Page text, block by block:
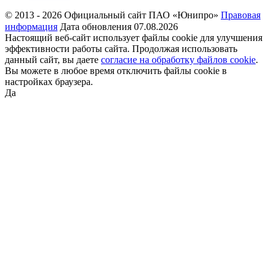
© 2013 - 2026 Официальный сайт ПАО «Юнипро» Правовая
информация Дата обновления 07.08.2026
Настоящий веб-сайт использует файлы cookie для улучшения
эффективности работы сайта. Продолжая использовать
данный сайт, вы даете согласие на обработку файлов cookie.
Вы можете в любое время отключить файлы cookie в
настройках браузера.
Да